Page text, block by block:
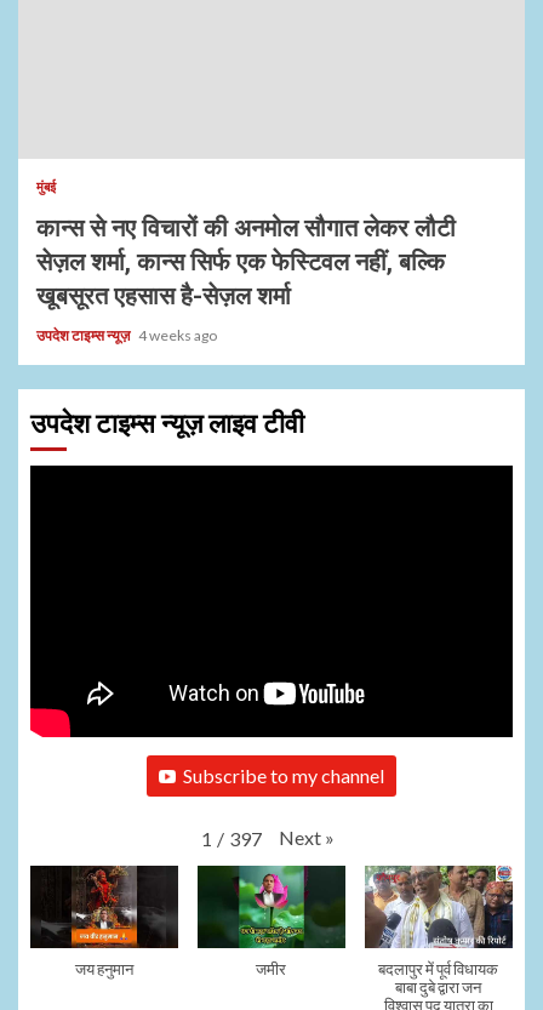
मुंबई
कान्स से नए विचारों की अनमोल सौगात लेकर लौटी
सेज़ल शर्मा, कान्स सिर्फ एक फेस्टिवल नहीं, बल्कि
खूबसूरत एहसास है-सेज़ल शर्मा
उपदेश टाइम्स न्यूज़ 4 weeks ago
उपदेश टाइम्स न्यूज़ लाइव टीवी
Subscribe to my channel
1 / 397 Next »
जय हनुमान जमीर
बदलापुर में पूर्व विधायक
बाबा दुबे द्वारा जन
विश्वास पद यात्रा का